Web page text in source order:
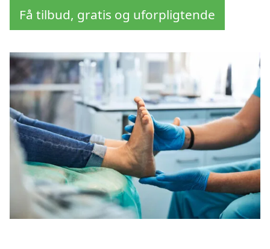
Få tilbud, gratis og uforpligtende